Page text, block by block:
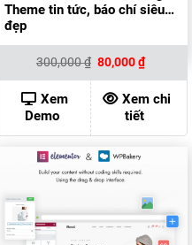
Theme tin tức, báo chí siêu
đẹp
300,000₫ Giá
gốc
là:
300,000 ₫.
80,000₫Giá
hiện
tại
là:
80,000
Xem
Demo
Xem chi
tiết